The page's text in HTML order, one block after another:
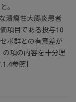
。
潰瘍性大腸炎患者
項目である投与10
ボ群との有意差が
の項の内容を十分理
参照］